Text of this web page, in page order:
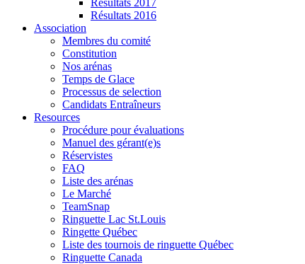
Résultats 2017
Résultats 2016
Association
Membres du comité
Constitution
Nos arénas
Temps de Glace
Processus de selection
Candidats Entraîneurs
Resources
Procédure pour évaluations
Manuel des gérant(e)s
Réservistes
FAQ
Liste des arénas
Le Marché
TeamSnap
Ringuette Lac St.Louis
Ringette Québec
Liste des tournois de ringuette Québec
Ringuette Canada